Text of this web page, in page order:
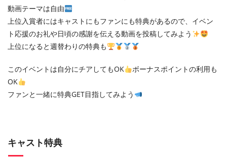
動画テーマは自由
上位入賞者にはキャストにもファンにも特典があるので、イベン
ト応援のお礼や日頃の感謝を伝える動画を投稿してみよう
上位になると週替わりの特典も
このイベントは自分にチアしてもOK
ボーナスポイントの利用も
OK
ファンと一緒に特典GET目指してみよう
キャスト特典